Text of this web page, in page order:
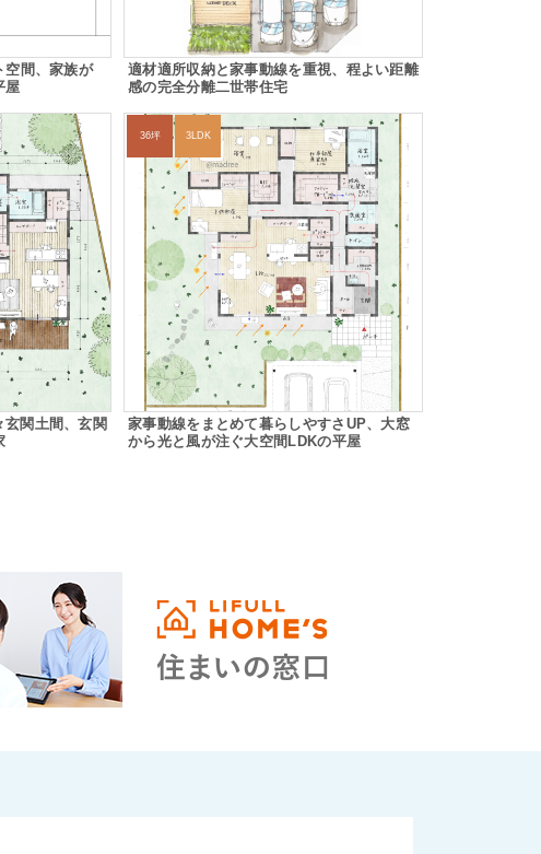
空間、家族が
屋
適材適所収納と家事動線を重視、程よい距離
感の完全分離二世帯住宅
玄関土間、玄関
36坪 3LDK
家事動線をまとめて暮らしやすさUP、大窓
から光と風が注ぐ大空間LDKの平屋